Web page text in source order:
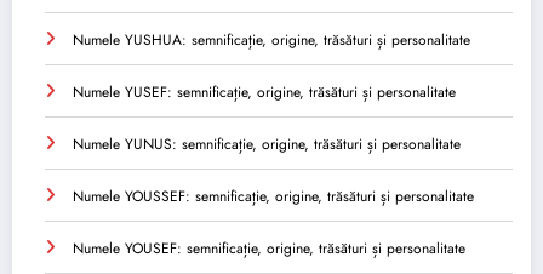
Numele YUSHUA: semnificație, origine, trăsături și personalitate
Numele YUSEF: semnificație, origine, trăsături și personalitate
Numele YUNUS: semnificație, origine, trăsături și personalitate
Numele YOUSSEF: semnificație, origine, trăsături și personalitate
Numele YOUSEF: semnificație, origine, trăsături și personalitate